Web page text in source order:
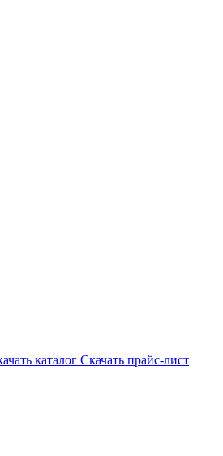
каталог Скачать прайс-лист